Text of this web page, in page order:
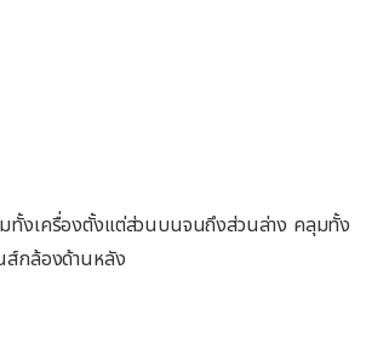
ทั้งเครื่องตั้งแต่ส่วนบนจนถึงส่วนล่าง คลุมทั้ง
ส์กล้องด้านหลัง